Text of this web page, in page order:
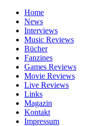
Home
News
Interviews
Music Reviews
Bücher
Fanzines
Games Reviews
Movie Reviews
Live Reviews
Links
Magazin
Kontakt
Impressum